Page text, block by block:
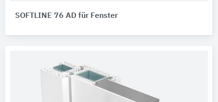
SOFTLINE 76 AD für Fenster